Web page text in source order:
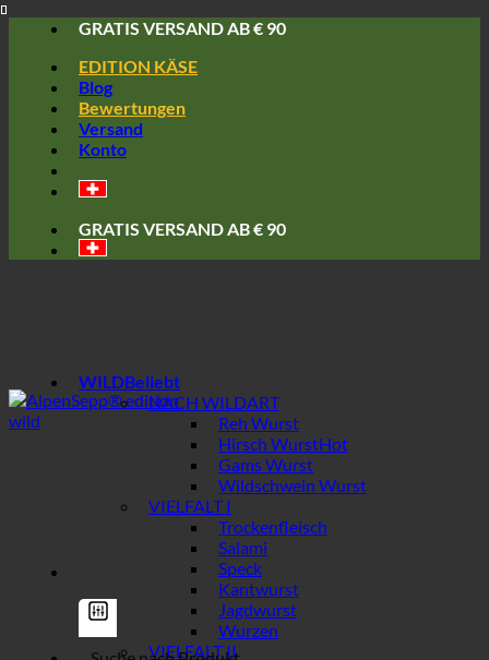
content
GRATIS VERSAND AB € 90
EDITION KÄSE
Blog
Bewertungen
Versand
Konto
GRATIS VERSAND AB € 90
WILD
NACH WILDART
Reh Wurst
Hirsch Wurst
Gams Wurst
Wildschwein Wurst
VIELFALT I
Trockenfleisch
Salami
Speck
Kantwurst
Jagdwurst
Wurzen
VIELFALT II